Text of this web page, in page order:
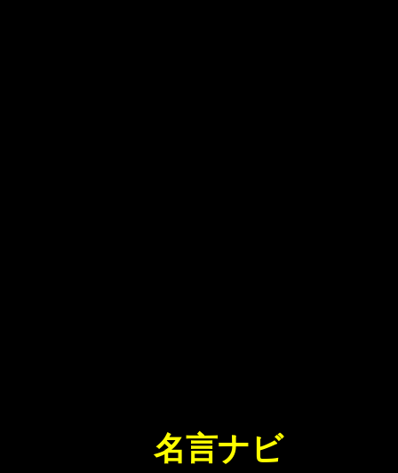
名言ナビ